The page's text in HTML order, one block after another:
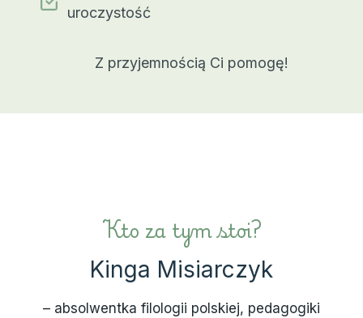
uroczystość
Z przyjemnością Ci pomogę!
Kto za tym stoi?
Kinga Misiarczyk
– absolwentka filologii polskiej, pedagogiki